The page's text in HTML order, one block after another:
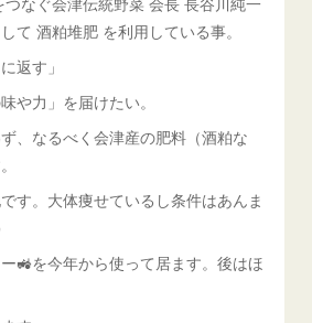
て 酒粕堆肥 を利用している事。
返す」
や力」を届けたい。
、なるべく会津産の肥料（酒粕な
す。大体痩せているし条件はあんま
🚜を今年から使って居ます。後はほ